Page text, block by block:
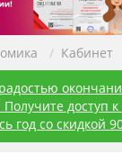
/ Кабинет
доступ
год со скидкой